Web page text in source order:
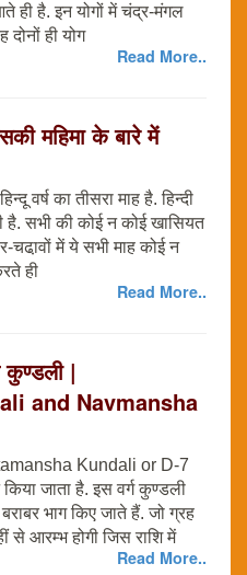
ही है. इन योगों में चंद्र-मंगल
दोनों ही योग
Read More..
महिमा के बारे में
वर्ष का तीसरा माह है. हिन्दी
है. सभी की कोई न कोई खासियत
चढा़वों में ये सभी माह कोई न
ही
Read More..
कुण्डली |
and Navmansha
Kundali or D-7
जाता है. इस वर्ग कुण्डली
भाग किए जाते हैं. जो ग्रह
से आरम्भ होगी जिस राशि में
Read More..